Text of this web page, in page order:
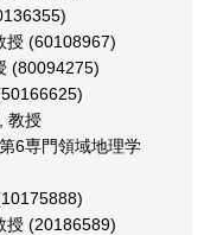
授 (60108967)
(80094275)
教授
6専門領域地理学
授 (20186589)